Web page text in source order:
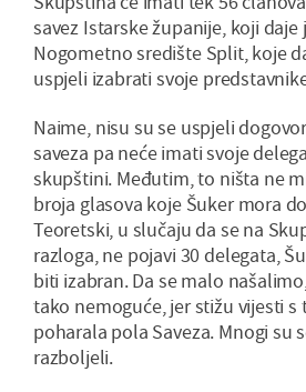
savez Istarske županije, koji
Nogometno središte Split, koje
uspjeli izabrati svoje
Naime, nisu su se uspjeli
saveza pa neće imati svoje
skupštini. Međutim, to ništa ne
broja glasova koje Šuker mora
Teoretski, u slučaju da se na
razloga, ne pojavi 30 delegata,
biti izabran. Da se malo
tako nemoguće, jer stižu vijesti s
poharala pola Saveza. Mnogi su
razboljeli.